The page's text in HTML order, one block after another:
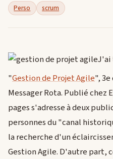
Perso scrum
J'ai
"Gestion de Projet Agile",
Messager Rota. Publié chez
pages s'adresse à deux
personnes du "canal
la recherche d'un
Gestion Agile. D'autre part,